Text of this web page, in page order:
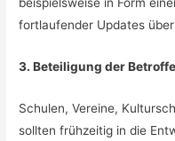
fortlaufender Updates
3. Beteiligung der
Schulen, Vereine,
sollten frühzeitig in die